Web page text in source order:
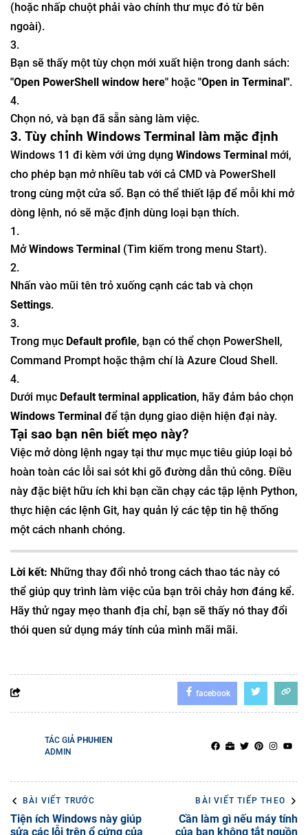
(hoặc nhấp chuột phải vào chính thư mục đó từ bên
ngoài).
Bạn sẽ thấy một tùy chọn mới xuất hiện trong danh sách:
"Open PowerShell window here" hoặc "Open in Terminal".
Chọn nó, và bạn đã sẵn sàng làm việc.
3. Tùy chỉnh Windows Terminal làm mặc định
Windows 11 đi kèm với ứng dụng Windows Terminal mới,
cho phép bạn mở nhiều tab với cả CMD và PowerShell
trong cùng một cửa sổ. Bạn có thể thiết lập để mỗi khi mở
dòng lệnh, nó sẽ mặc định dùng loại bạn thích.
MởWindows Terminal (Tìm kiếm trong menu Start).
Nhấn vào mũi tên trỏ xuống cạnh các tab và chọn
Settings.
Trong mục Default profile, bạn có thể chọn PowerShell,
Command Prompt hoặc thậm chí là Azure Cloud Shell.
Dưới mục Default terminal application, hãy đảm bảo chọn
Windows Terminal để tận dụng giao diện hiện đại này.
Tại sao bạn nên biết mẹo này?
Việc mở dòng lệnh ngay tại thư mục mục tiêu giúp loại bỏ
hoàn toàn các lỗi sai sót khi gõ đường dẫn thủ công. Điều
này đặc biệt hữu ích khi bạn cần chạy các tập lệnh Python,
thực hiện các lệnh Git, hay quản lý các tệp tin hệ thống
một cách nhanh chóng.
Lời kết: Những thay đổi nhỏ trong cách thao tác này có
thể giúp quy trình làm việc của bạn trôi chảy hơn đáng kể.
Hãy thử ngay mẹo thanh địa chỉ, bạn sẽ thấy nó thay đổi
thói quen sử dụng máy tính của mình mãi mãi.
facebook
TÁC GIẢ PHUHIEN
ADMIN
BÀI VIẾT TRƯỚC
Tiện ích Windows này giúp
sửa các lỗi trên ổ cứng của
BÀI VIẾT TIẾP THEO
Cần làm gì nếu máy tính
của bạn không tắt nguồn